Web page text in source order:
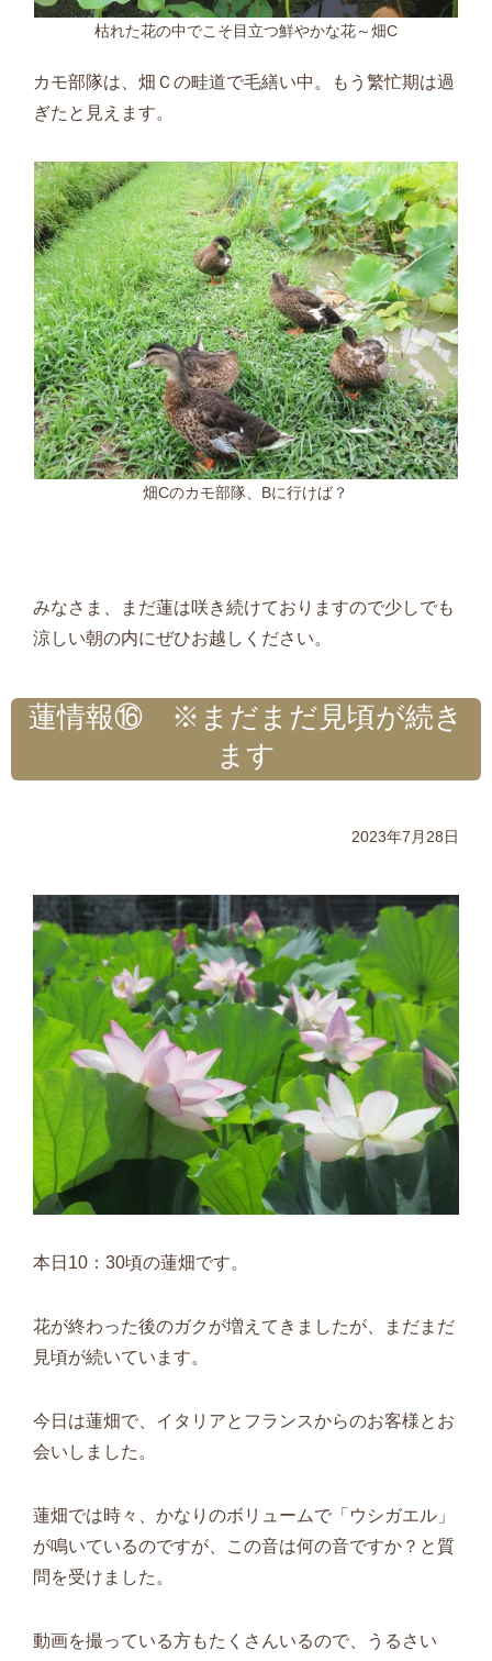
枯れた花の中でこそ目立つ鮮やかな花～畑C
カモ部隊は、畑Ｃの畦道で毛繕い中。もう繁忙期は過
ぎたと見えます。
畑Cのカモ部隊、Bに行けば？
みなさま、まだ蓮は咲き続けておりますので少しでも
涼しい朝の内にぜひお越しください。
蓮情報⑯ ※まだまだ見頃が続き
ます
2023年7月28日
本日10：30頃の蓮畑です。
花が終わった後のガクが増えてきましたが、まだまだ
見頃が続いています。
今日は蓮畑で、イタリアとフランスからのお客様とお
会いしました。
蓮畑では時々、かなりのボリュームで「ウシガエル」
が鳴いているのですが、この音は何の音ですか？と質
問を受けました。
動画を撮っている方もたくさんいるので、うるさい